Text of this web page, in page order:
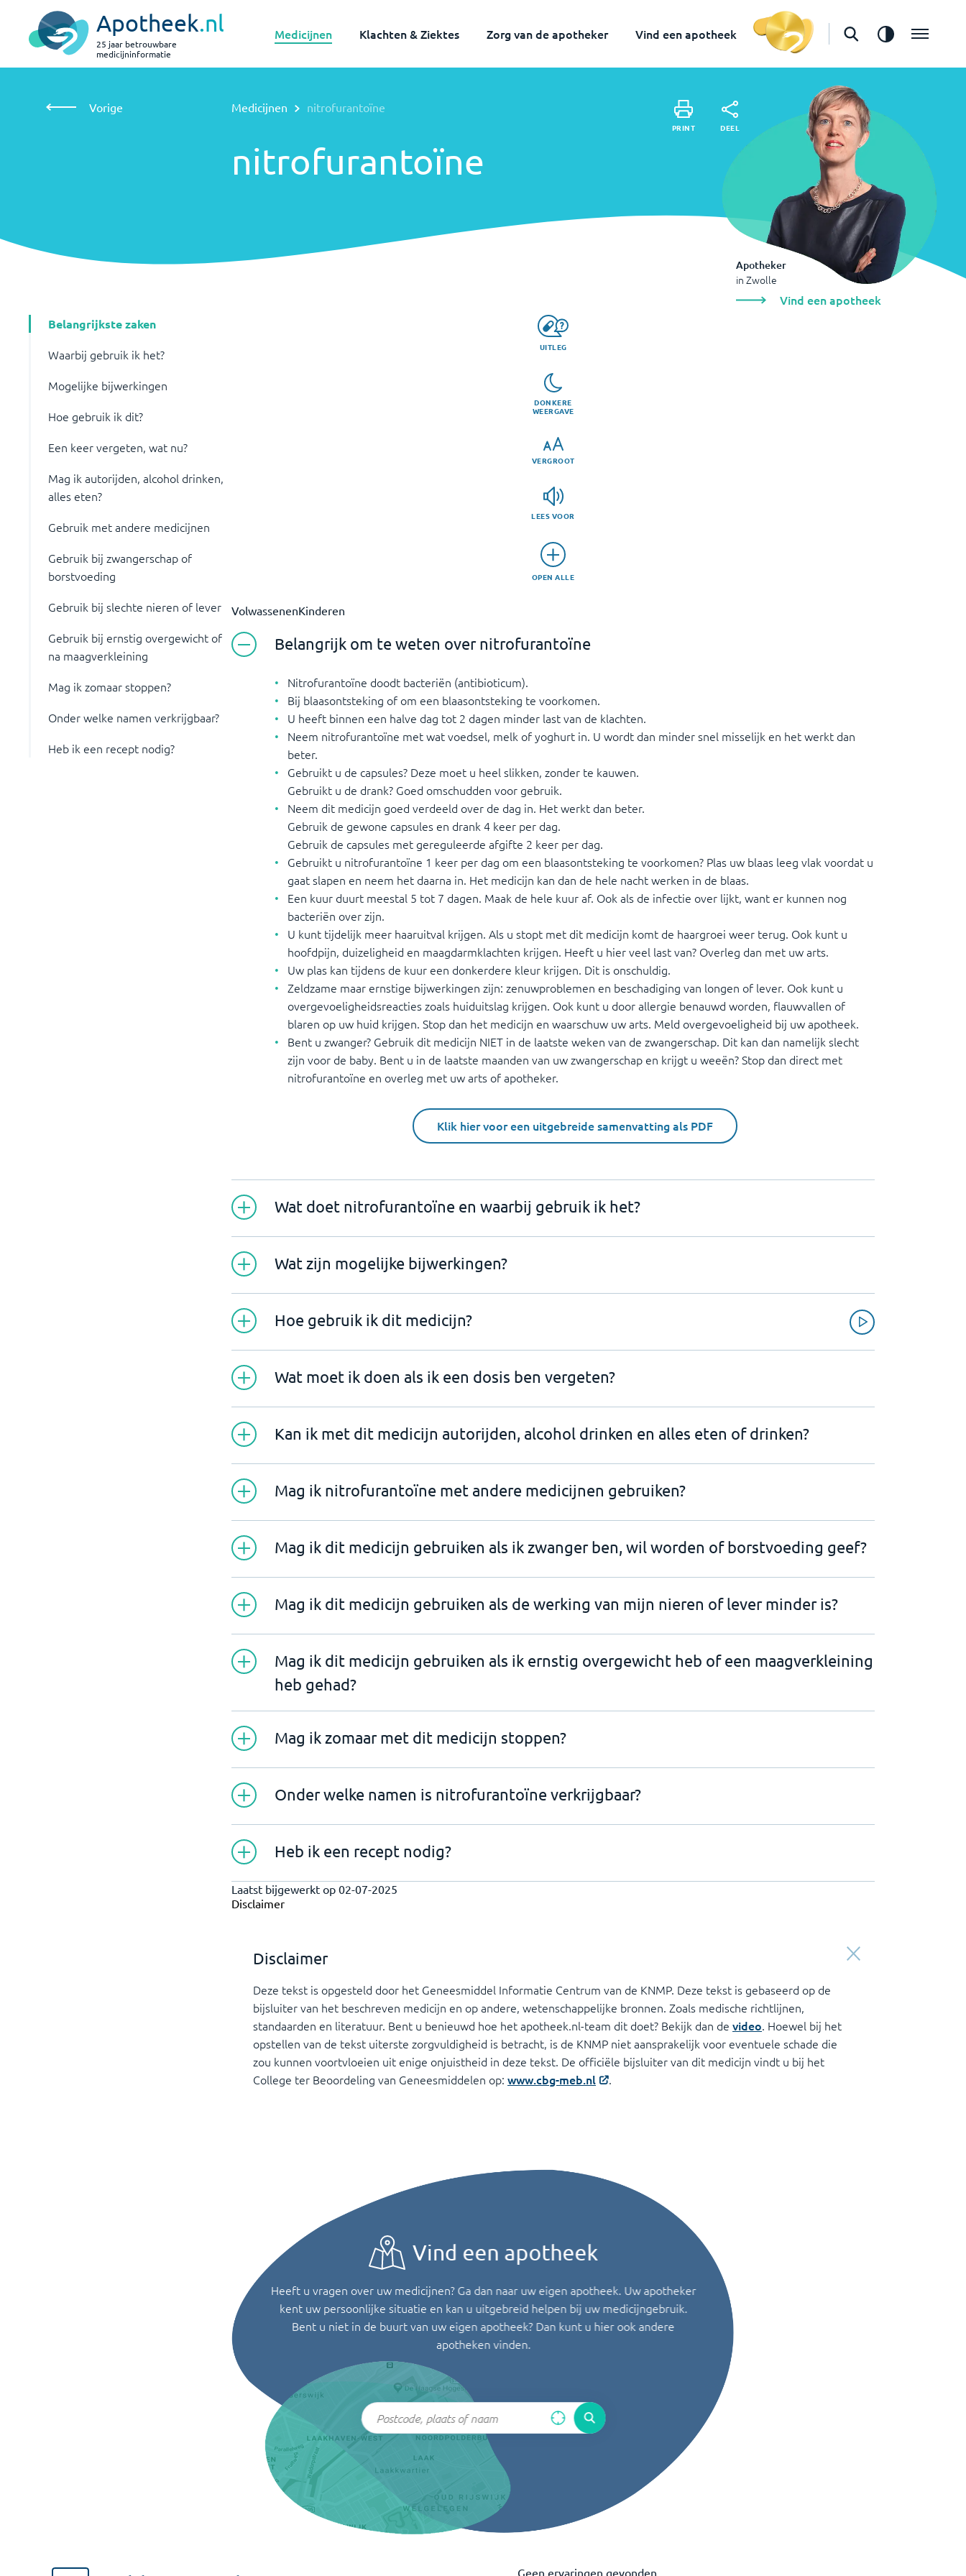
Apotheek.nl
25 jaar betrouwbare
medicijninformatie
Medicijnen Klachten & Ziektes Zorg van de apotheker Vind een apotheek
nitrofurantoïne
Zwolle
Vind een apotheek
Vorige Medicijnen nitrofurantoïne
nitrofurantoïne
PRINT DEEL
Apotheker
in Zwolle
Vind een apotheek
Belangrijkste zaken
Waarbij gebruik ik het?
Mogelijke bijwerkingen
Hoe gebruik ik dit?
Een keer vergeten, wat nu?
Mag ik autorijden, alcohol drinken,
alles eten?
Gebruik met andere medicijnen
Gebruik bij zwangerschap of
borstvoeding
Gebruik bij slechte nieren of lever
Gebruik bij ernstig overgewicht of
na maagverkleining
Mag ik zomaar stoppen?
Onder welke namen verkrijgbaar?
Heb ik een recept nodig?
UITLEG
DONKERE
WEERGAVE
VERGROOT
LEES VOOR
OPEN ALLE
VolwassenenKinderen
Belangrijk om te weten over nitrofurantoïne
Nitrofurantoïne doodt bacteriën (antibioticum).
Bij blaasontsteking of om een blaasontsteking te voorkomen.
U heeft binnen een halve dag tot 2 dagen minder last van de klachten.
Neem nitrofurantoïne met wat voedsel, melk of yoghurt in. U wordt dan minder snel misselijk en het werkt dan
beter.
Gebruikt u de capsules? Deze moet u heel slikken, zonder te kauwen.
Gebruikt u de drank? Goed omschudden voor gebruik.
Neem dit medicijn goed verdeeld over de dag in. Het werkt dan beter.
Gebruik de gewone capsules en drank 4 keer per dag.
Gebruik de capsules met gereguleerde afgifte 2 keer per dag.
Gebruikt u nitrofurantoïne 1 keer per dag om een blaasontsteking te voorkomen? Plas uw blaas leeg vlak voordat u
gaat slapen en neem het daarna in. Het medicijn kan dan de hele nacht werken in de blaas.
Een kuur duurt meestal 5 tot 7 dagen. Maak de hele kuur af. Ook als de infectie over lijkt, want er kunnen nog
bacteriën over zijn.
U kunt tijdelijk meer haaruitval krijgen. Als u stopt met dit medicijn komt de haargroei weer terug. Ook kunt u
hoofdpijn, duizeligheid en maagdarmklachten krijgen. Heeft u hier veel last van? Overleg dan met uw arts.
Uw plas kan tijdens de kuur een donkerdere kleur krijgen. Dit is onschuldig.
Zeldzame maar ernstige bijwerkingen zijn: zenuwproblemen en beschadiging van longen of lever. Ook kunt u
overgevoeligheidsreacties zoals huiduitslag krijgen. Ook kunt u door allergie benauwd worden, flauwvallen of
blaren op uw huid krijgen. Stop dan het medicijn en waarschuw uw arts. Meld overgevoeligheid bij uw apotheek.
Bent u zwanger? Gebruik dit medicijn NIET in de laatste weken van de zwangerschap. Dit kan dan namelijk slecht
zijn voor de baby. Bent u in de laatste maanden van uw zwangerschap en krijgt u weeën? Stop dan direct met
nitrofurantoïne en overleg met uw arts of apotheker.
Klik hier voor een uitgebreide samenvatting als PDF
Wat doet nitrofurantoïne en waarbij gebruik ik het?
Wat zijn mogelijke bijwerkingen?
Hoe gebruik ik dit medicijn?
Wat moet ik doen als ik een dosis ben vergeten?
Kan ik met dit medicijn autorijden, alcohol drinken en alles eten of drinken?
Mag ik nitrofurantoïne met andere medicijnen gebruiken?
Mag ik dit medicijn gebruiken als ik zwanger ben, wil worden of borstvoeding geef?
Mag ik dit medicijn gebruiken als de werking van mijn nieren of lever minder is?
Mag ik dit medicijn gebruiken als ik ernstig overgewicht heb of een maagverkleining
heb gehad?
Mag ik zomaar met dit medicijn stoppen?
Onder welke namen is nitrofurantoïne verkrijgbaar?
Heb ik een recept nodig?
Laatst bijgewerkt op 02-07-2025
Disclaimer
Disclaimer
Deze tekst is opgesteld door het Geneesmiddel Informatie Centrum van de KNMP. Deze tekst is gebaseerd op de
bijsluiter van het beschreven medicijn en op andere, wetenschappelijke bronnen. Zoals medische richtlijnen,
standaarden en literatuur. Bent u benieuwd hoe het apotheek.nl-team dit doet? Bekijk dan de video. Hoewel bij het
opstellen van de tekst uiterste zorgvuldigheid is betracht, is de KNMP niet aansprakelijk voor eventuele schade die
zou kunnen voortvloeien uit enige onjuistheid in deze tekst. De officiële bijsluiter van dit medicijn vindt u bij het
College ter Beoordeling van Geneesmiddelen op: www.cbg-meb.nl .
Vind een apotheek
Heeft u vragen over uw medicijnen? Ga dan naar uw eigen apotheek. Uw apotheker
kent uw persoonlijke situatie en kan u uitgebreid helpen bij uw medicijngebruik.
Bent u niet in de buurt van uw eigen apotheek? Dan kunt u hier ook andere
apotheken vinden.
Geen ervaringen gevonden